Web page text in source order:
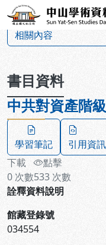
跳到主要內容
中山學術
相關內容
書目資料
中共對資產階
學習筆記 引用資訊
下載
0 次數
點擊
533 次數
詮釋資料說明
館藏登錄號
034554